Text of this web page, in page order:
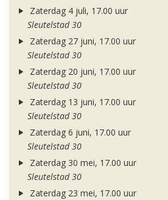
Zaterdag 4 juli, 17.00 uur
Sleutelstad 30
Zaterdag 27 juni, 17.00 uur
Sleutelstad 30
Zaterdag 20 juni, 17.00 uur
Sleutelstad 30
Zaterdag 13 juni, 17.00 uur
Sleutelstad 30
Zaterdag 6 juni, 17.00 uur
Sleutelstad 30
Zaterdag 30 mei, 17.00 uur
Sleutelstad 30
Zaterdag 23 mei, 17.00 uur